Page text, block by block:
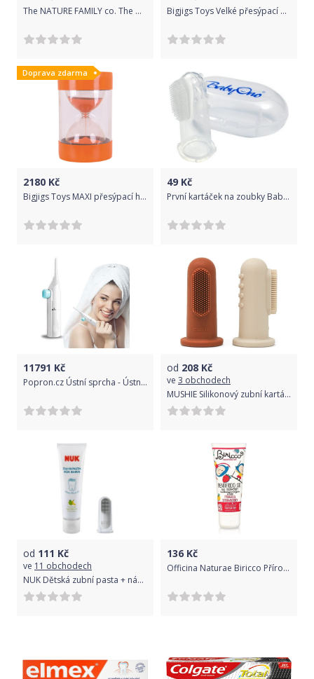
The NATURE FAMILY co. The NATURAL FAMILY co. Propolis & Myrrh - přírodní zubní pasta na zánět dásní 110g Bigjigs Toys Velké přesýpací hodiny 2 minuty
Doprava zdarma
2180 Kč
Bigjigs Toys MAXI přesýpací hodiny 10 minut
49 Kč
První kartáček na zoubky Baby Ono
11791 Kč
Popron.cz Ústní sprcha - Ústní sprcha
od 208 Kč
ve 3 obchodech
MUSHIE Silikonový zubní kartáček na prst 2 ks Clay / Shifting Sand
od 111 Kč
ve 11 obchodech
NUK Dětská zubní pasta + náprstek na čištění
136 Kč
Officina Naturae Biricco Přírodní zubní pasta pro děti jahoda 75 ml